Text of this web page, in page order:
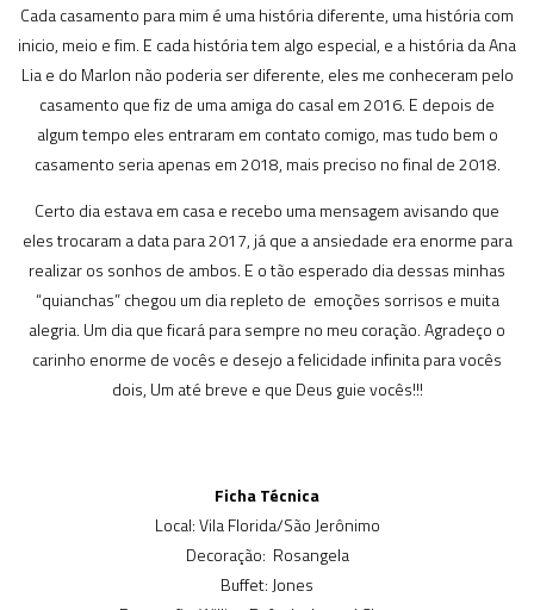
Cada casamento para mim é uma história diferente, uma história com
inicio, meio e fim. E cada história tem algo especial, e a história da Ana
Lia e do Marlon não poderia ser diferente, eles me conheceram pelo
casamento que fiz de uma amiga do casal em 2016. E depois de
algum tempo eles entraram em contato comigo, mas tudo bem o
casamento seria apenas em 2018, mais preciso no final de 2018.
Certo dia estava em casa e recebo uma mensagem avisando que
eles trocaram a data para 2017, já que a ansiedade era enorme para
realizar os sonhos de ambos. E o tão esperado dia dessas minhas
“quianchas” chegou um dia repleto de emoções sorrisos e muita
alegria. Um dia que ficará para sempre no meu coração. Agradeço o
carinho enorme de vocês e desejo a felicidade infinita para vocês
dois, Um até breve e que Deus guie vocês!!!
Ficha Técnica
Local: Vila Florida/São Jerônimo
Decoração: Rosangela
Buffet: Jones